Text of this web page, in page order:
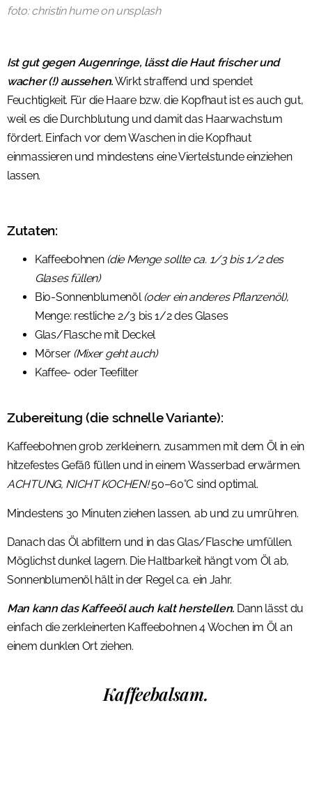
foto: christin hume on unsplash
Ist gut gegen Augenringe, lässt die Haut frischer und
wacher (!) aussehen.Wirkt straffend und spendet
Feuchtigkeit. Für die Haare bzw. die Kopfhaut ist es auch gut,
weil es die Durchblutung und damit das Haarwachstum
fördert. Einfach vor dem Waschen in die Kopfhaut
einmassieren und mindestens eine Viertelstunde einziehen
lassen.
Zutaten:
Kaffeebohnen (die Menge sollte ca. 1/3 bis 1/2 des
Glases füllen)
Bio-Sonnenblumenöl(oder ein anderes Pflanzenöl),
Menge: restliche 2/3 bis 1/2 des Glases
Glas/Flasche mit Deckel
Mörser (Mixer geht auch)
Kaffee- oder Teefilter
Zubereitung (die schnelle Variante):
Kaffeebohnen grob zerkleinern, zusammen mit dem Öl in ein
hitzefestes Gefäß füllen und in einem Wasserbad erwärmen.
ACHTUNG, NICHT KOCHEN!50–60°C sind optimal.
Mindestens 30 Minuten ziehen lassen, ab und zu umrühren.
Danach das Öl abfiltern und in das Glas/Flasche umfüllen.
Möglichst dunkel lagern. Die Haltbarkeit hängt vom Öl ab,
Sonnenblumenöl hält in der Regel ca. ein Jahr.
Man kann das Kaffeeöl auch kalt herstellen. Dann lässt du
einfach die zerkleinerten Kaffeebohnen 4 Wochen im Öl an
einem dunklen Ort ziehen.
Kaffeebalsam.